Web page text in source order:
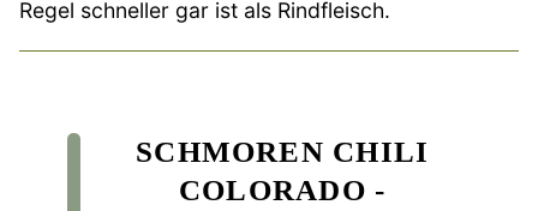
Regel schneller gar ist als Rindfleisch.
SCHMOREN CHILI
COLORADO -